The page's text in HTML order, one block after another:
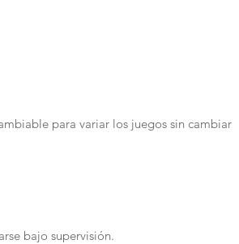
para variar los juegos sin cambiar
bajo supervisión.